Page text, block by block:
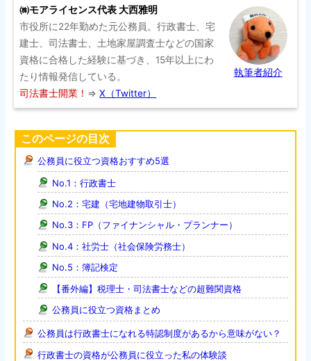
㈱モアライセンス代表 大西雅明
市役所に22年勤めた元公務員。行政書士、宅
建士、司法書士、土地家屋調査士などの国家
資格に合格した経験に基づき、15年以上にわ
たり情報発信している。
司法書士開業！ ⇒X（Twitter）
執筆者紹介
このページの目次
公務員に役立つ資格おすすめ5選
No.1：行政書士
No.2：宅建（宅地建物取引士）
No.3：FP（ファイナンシャル・プランナー）
No.4：社労士（社会保険労務士）
No.5：簿記検定
【番外編】税理士・司法書士などの超難関資格
公務員に役立つ資格まとめ
公務員は行政書士になれる特認制度があるから意味がない？
行政書士の資格が公務員に役立った私の体験談